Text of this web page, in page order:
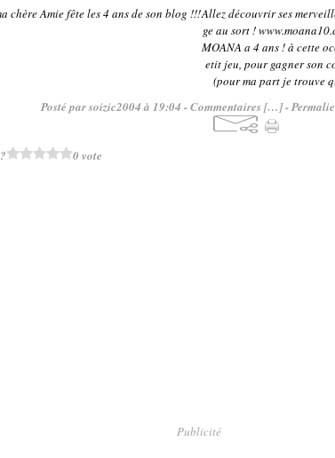
Allez découvrir ses
ge au sort !
MOANA a 4 ans ! à cette
etit jeu, pour gagner son
(pour ma part je trouve
Posté par soizic2004 à 19:04 -Commentaires […]-
0 vote
Publicité